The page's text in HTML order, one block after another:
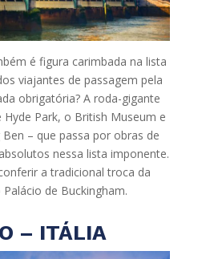
é figura carimbada na lista
viajantes de passagem pela
obrigatória? A roda-gigante
Hyde Park, o British Museum e
– que passa por obras de
nessa lista imponente.
a tradicional troca da
de Buckingham.
– ITÁLIA